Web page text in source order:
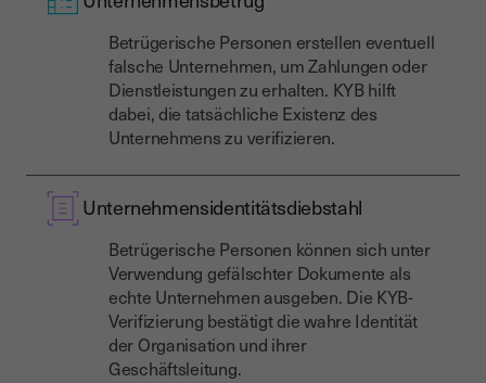
Betrügerische Personen erstellen eventuell
falsche Unternehmen, um Zahlungen oder
Dienstleistungen zu erhalten. KYB hilft
dabei, die tatsächliche Existenz des
Unternehmens zu verifizieren.
Unternehmensidentitätsdiebstahl
Betrügerische Personen können sich unter
Verwendung gefälschter Dokumente als
echte Unternehmen ausgeben. Die KYB-
Verifizierung bestätigt die wahre Identität
der Organisation und ihrer
Geschäftsleitung.